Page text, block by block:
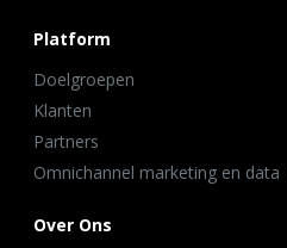
Platform
Doelgroepen
Klanten
Partners
Omnichannel marketing en data
Over Ons